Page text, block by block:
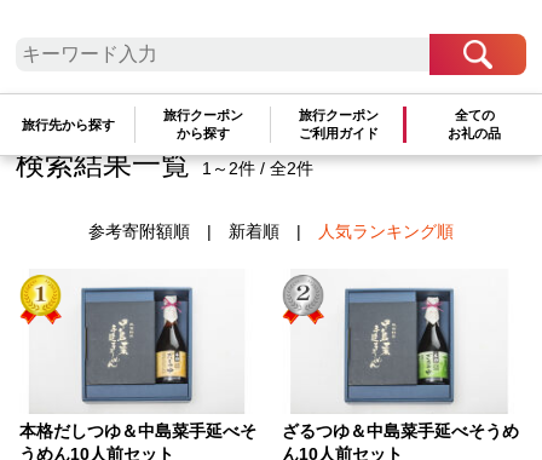
旅行先から探す
旅行クーポン
から探す
旅行クーポン
ご利用ガイド
全ての
お礼の品
検索結果一覧 1～2件 / 全2件
参考寄附額順| 新着順| 人気ランキング順
本格だしつゆ＆中島菜手延べそ
うめん10人前セット
ざるつゆ＆中島菜手延べそうめ
ん10人前セット